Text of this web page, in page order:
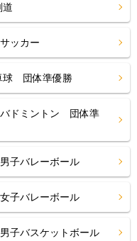
ッカー
球 団体準優勝
ドミントン 団体準
子バレーボール
子バレーボール
バスケットボール